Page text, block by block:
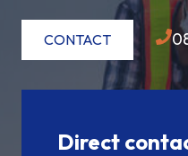
CONTACT
Direct